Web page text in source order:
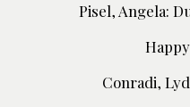
Pisel, Angela:
Conradi,